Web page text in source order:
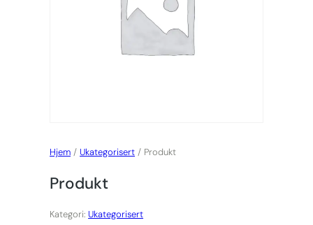
Hjem /Ukategorisert / Produkt
Produkt
Kategori:Ukategorisert